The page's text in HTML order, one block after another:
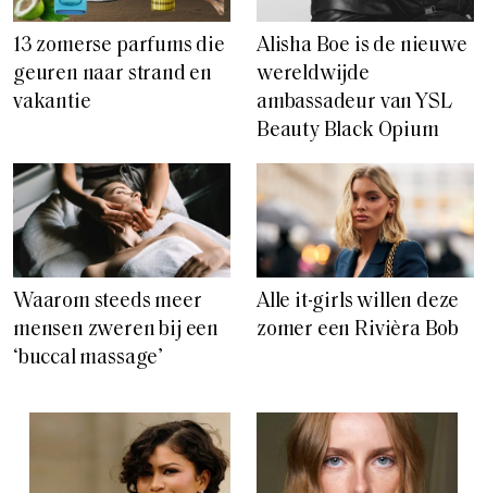
13 zomerse parfums die
geuren naar strand en
vakantie
Alisha Boe is de nieuwe
wereldwijde
ambassadeur van YSL
Beauty Black Opium
Waarom steeds meer
mensen zweren bij een
‘buccal massage’
Alle it-girls willen deze
zomer een Rivièra Bob